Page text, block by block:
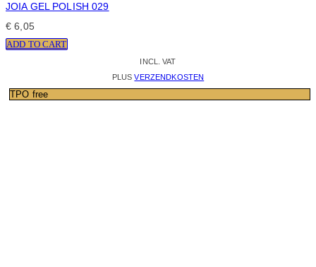
JOIA GEL POLISH 029
€ 6,05
ADD TO CART
INCL. VAT
PLUSVERZENDKOSTEN
TPO free